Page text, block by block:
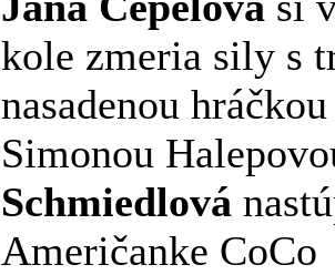
kole zmeria sily s
nasadenou
Simonou
Schmiedlová
Američanke CoCo